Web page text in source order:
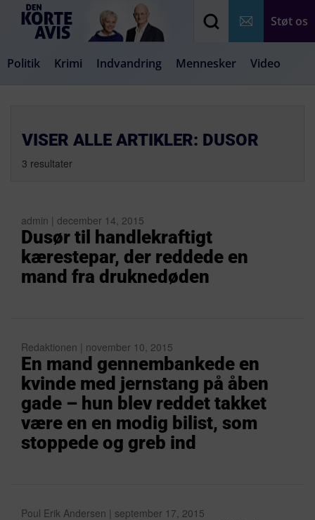
Støt os
Politik Krimi Indvandring Mennesker Video
VISER ALLE ARTIKLER: DUSOR
3 resultater
admin | december 14, 2015
Dusør til handlekraftigt
kærestepar, der reddede en
mand fra druknedøden
Redaktionen | november 10, 2015
En mand gennembankede en
kvinde med jernstang på åben
gade – hun blev reddet takket
være en en modig bilist, som
stoppede og greb ind
Poul Erik Andersen | september 17, 2015